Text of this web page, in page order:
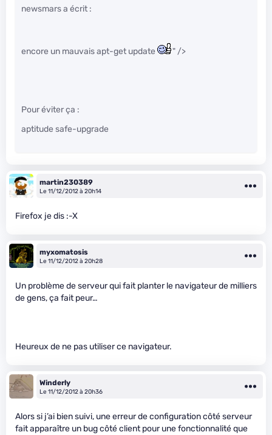
newsmars a écrit :
encore un mauvais apt-get update " />
Pour éviter ça :
aptitude safe-upgrade
martin230389
Le 11/12/2012 à 20h14
Firefox je dis :-X
myxomatosis
Le 11/12/2012 à 20h28
Un problème de serveur qui fait planter le navigateur de milliers
de gens, ça fait peur…
Heureux de ne pas utiliser ce navigateur.
Winderly
Le 11/12/2012 à 20h36
Alors si j’ai bien suivi, une erreur de configuration côté serveur
fait apparaître un bug côté client pour une fonctionnalité que